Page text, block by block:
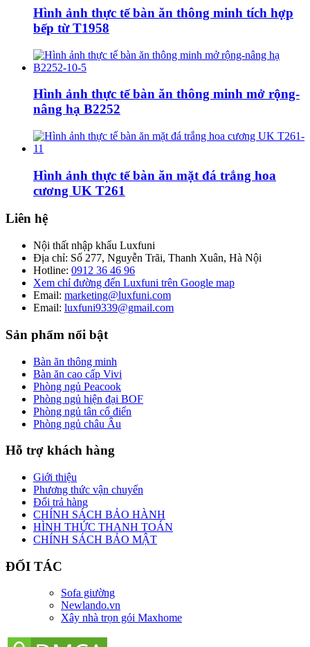
Hình ảnh thực tế bàn ăn thông minh tích hợp
bếp từ T1958
Hình ảnh thực tế bàn ăn thông minh mở rộng-
nâng hạ B2252
Hình ảnh thực tế bàn ăn mặt đá trắng hoa
cương UK T261
Liên hệ
Nội thất nhập khẩu Luxfuni
Địa chỉ: Số 277, Nguyễn Trãi, Thanh Xuân, Hà Nội
Hotline: 0912 36 46 96
Xem chỉ đường đến Luxfuni trên Google map
Email: marketing@luxfuni.com
Email: luxfuni9339@gmail.com
Sản phẩm nổi bật
Bàn ăn thông minh
Bàn ăn cao cấp Vivi
Phòng ngủ Peacook
Phòng ngủ hiện đại BOF
Phòng ngủ tân cổ điển
Phòng ngủ châu Âu
Hỗ trợ khách hàng
Giới thiệu
Phương thức vận chuyển
Đổi trả hàng
CHÍNH SÁCH BẢO HÀNH
HÌNH THỨC THANH TOÁN
CHÍNH SÁCH BẢO MẬT
ĐỐI TÁC
Sofa giường
Newlando.vn
Xây nhà trọn gói Maxhome